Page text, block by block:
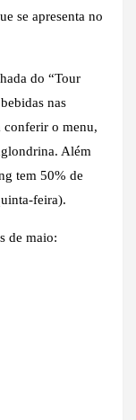
se apresenta no
do “Tour
nas
conferir o menu,
Além
tem 50% de
feira).
de maio: